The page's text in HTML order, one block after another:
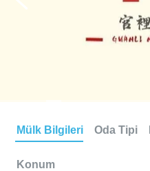
Mülk Bilgileri Oda Tipi
Konum